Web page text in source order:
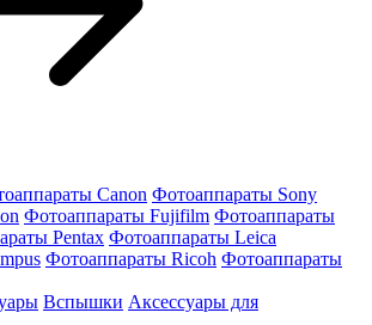
Canon Фотоаппараты Sony
Фотоаппараты Fujifilm Фотоаппараты
Pentax Фотоаппараты Leica
Фотоаппараты Ricoh Фотоаппараты
Вспышки Аксессуары для